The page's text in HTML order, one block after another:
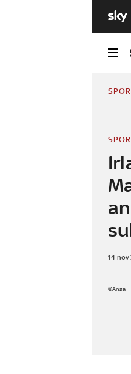
14 nov
©Ansa